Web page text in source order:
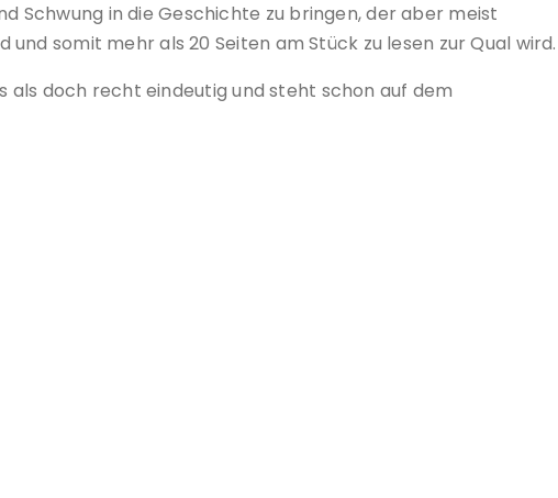
Schwung in die Geschichte zu bringen, der aber meist
somit mehr als 20 Seiten am Stück zu lesen zur Qual wird.
als doch recht eindeutig und steht schon auf dem